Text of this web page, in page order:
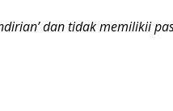
dan tidak memilikii